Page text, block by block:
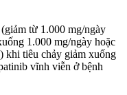
từ 1.000 mg/ngày
1.000 mg/ngày hoặc
khi tiêu chảy giảm xuống
vĩnh viễn ở bệnh